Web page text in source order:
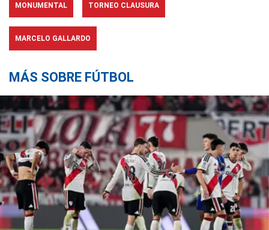
MONUMENTAL TORNEO CLAUSURA
MARCELO GALLARDO
MÁS SOBRE FÚTBOL